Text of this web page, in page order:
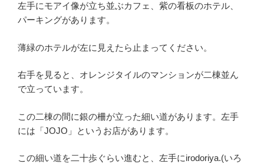
左手にモアイ像が立ち並ぶカフェ、紫の看板のホテル、
パーキングがあります。
薄緑のホテルが左に見えたら止まってください。
右手を見ると、オレンジタイルのマンションが二棟並ん
で立っています。
この二棟の間に銀の柵が立った細い道があります。左手
には「JOJO」というお店があります。
この細い道を二十歩ぐらい進むと、左手にirodoriya.(いろ